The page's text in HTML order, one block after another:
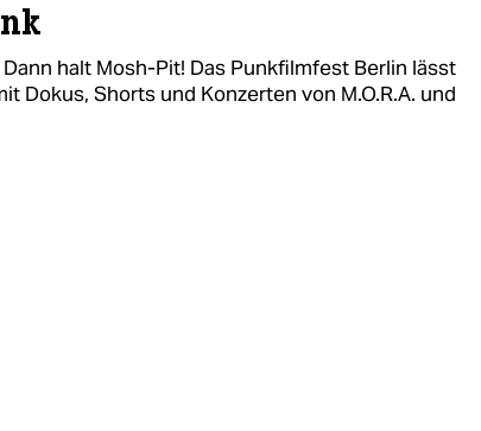
halt Mosh-Pit! Das Punkfilmfest Berlin lässt
Dokus, Shorts und Konzerten von M.O.R.A. und